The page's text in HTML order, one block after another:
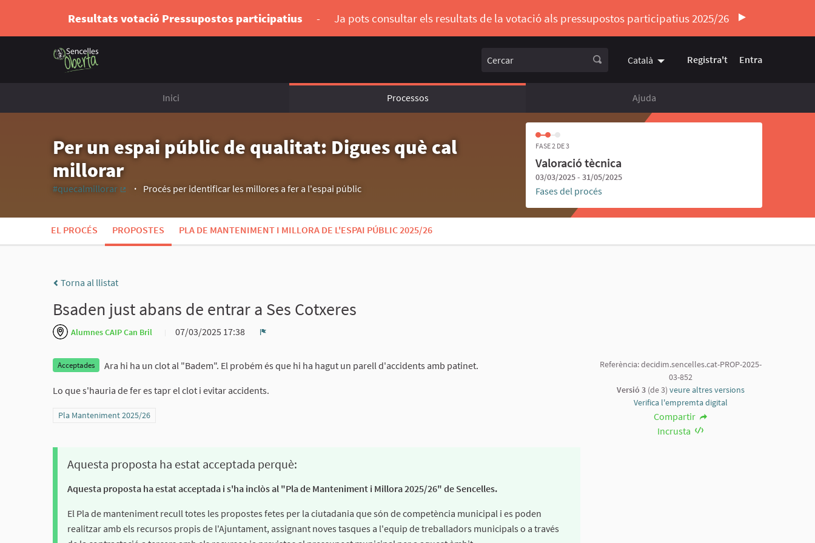
Resultats votació Pressupostos participatius - Ja pots consultar els resultats de la votació als pressupostos participatius 2025/26
Català Triar la llengua Elegir el idioma
Registra't Entra
Inici Processos Ajuda
Per un espai públic de qualitat: Digues què cal
millorar
#quecalmillorar
Procés per identificar les millores a fer a l'espai públic
FASE 2 DE 3
Valoració tècnica
03/03/2025 - 31/05/2025
Fases del procés
EL PROCÉS PROPOSTES PLA DE MANTENIMENT I MILLORA DE L'ESPAI PÚBLIC 2025/26
Torna al llistat
Bsaden just abans de entrar a Ses Cotxeres
Alumnes CAIP Can Bril
07/03/2025 17:38
Acceptades Ara hi ha un clot al "Badem". El probém és que hi ha hagut un parell d'accidents amb patinet.
Lo que s'hauria de fer es tapr el clot i evitar accidents.
Resultats al filtrar per la categoria: Pla Manteniment 2025/26
Pla Manteniment 2025/26
Aquesta proposta ha estat acceptada perquè:
Aquesta proposta ha estat acceptada i s'ha inclòs al "Pla de Manteniment i Millora 2025/26" de Sencelles.
El Pla de manteniment recull totes les propostes fetes per la ciutadania que són de competència municipal i es poden
realitzar amb els recursos propis de l'Ajuntament, assignant noves tasques a l'equip de treballadors municipals o a través
Referència: decidim.sencelles.cat-PROP-2025-
03-852
Versió 3(de 3) veure altres versions
Verifica l'empremta digital
Compartir
Incrusta